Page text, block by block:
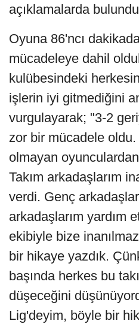
açıklamalarda
Oyuna 86'ncı
mücadeleye dahil
kulübesindeki
işlerin iyi gitmediğini
vurgulayarak; "3-2
zor bir mücadele
olmayan
Takım arkadaşlarım
verdi. Genç
arkadaşlarım yardım
ekibiyle bize
bir hikaye yazdık.
başında herkes bu
düşeceğini
Lig'deyim, böyle bir